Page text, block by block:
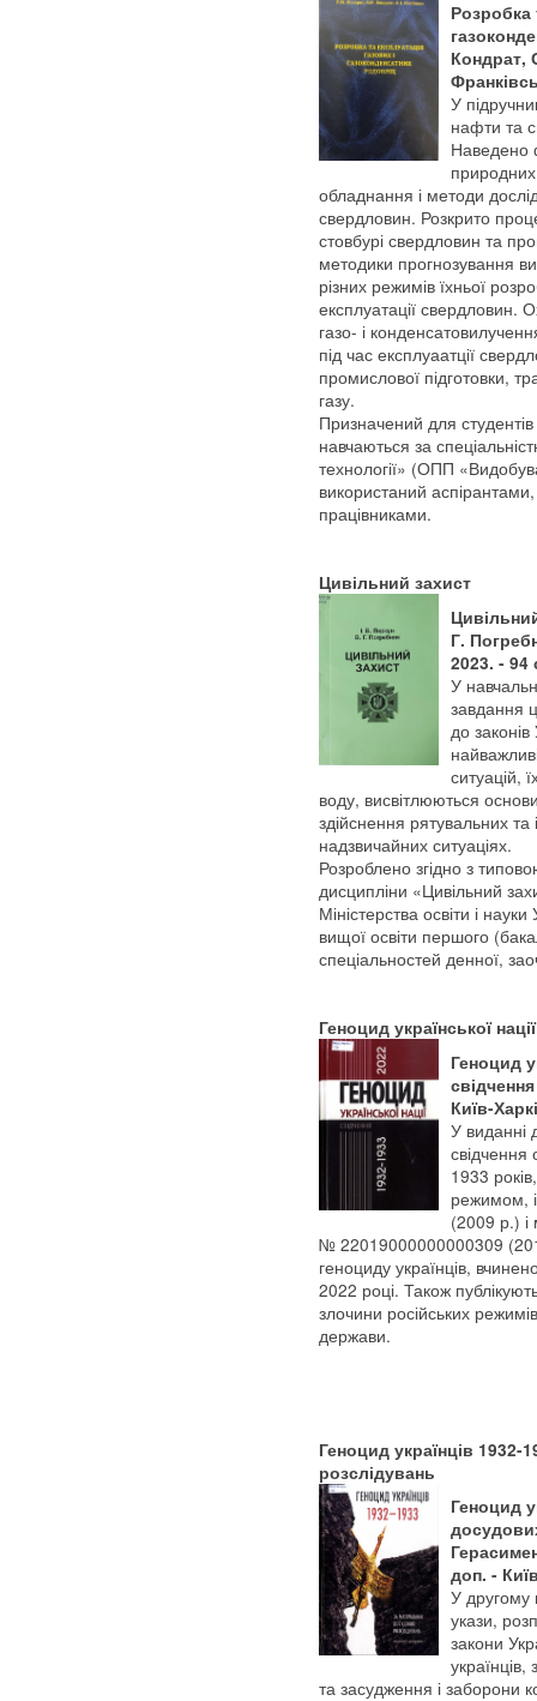
Розробка
Кондрат,
У
нафти та
Наведено
обладнання і методи
свердловин. Розкрито
стовбурі свердловин та
методики прогнозування
різних режимів їхньої
експлуатації свердловин.
газо- і
під час експлуаатції
промислової підготовки,
газу.
Призначений для
навчаються за
технології» (ОПП
використаний
працівниками.
Цивільний захист
Г.
2023. - 94
У
завдання
до
ситуацій,
воду, висвітлюються
здійснення рятувальних та
надзвичайних ситуаціях.
Розроблено згідно з
дисципліни «Цивільний
Міністерства освіти і
вищої освіти першого
спеціальностей денної,
Геноцид української
Геноцид
Київ-
У виданні
1933
режимом,
(2009 р.) і
№ 22019000000000309
геноциду українців,
2022 році. Також
злочини російських
держави.
Геноцид українців
розслідувань
Геноцид
доп. -
У другому
укази,
закони
та засудження і заборони